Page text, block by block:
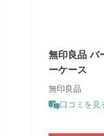
無印良品 バ
ーケース
無印良品
口コミを見